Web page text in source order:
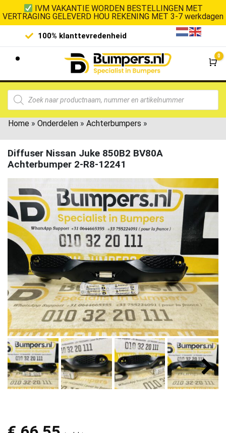
IVM VAKANTIE WORDEN BESTELLINGEN MET
VERTRAGING GELEVERD HOU REKENING MET 3-7 werkdagen
100% klanttevredenheid
0
Home » Onderdelen » Achterbumpers »
Diffuser Nissan Juke 850B2 BV80A
Achterbumper 2-R8-12241